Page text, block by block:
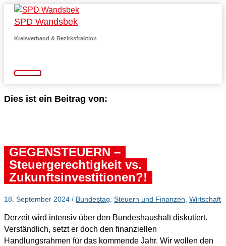
Zum
InhaltSPD Wandsbek
Kreisverband & Bezirksfraktion
Hauptmenü
Dies ist ein Beitrag von:
GEGENSTEUERN –
Steuergerechtigkeit vs.
Zukunftsinvestitionen?!
18. September 2024 / Bundestag Steuern und Finanzen Wirtschaft
Derzeit wird intensiv über den Bundeshaushalt diskutiert.
Verständlich, setzt er doch den finanziellen
Handlungsrahmen für das kommende Jahr. Wir wollen den